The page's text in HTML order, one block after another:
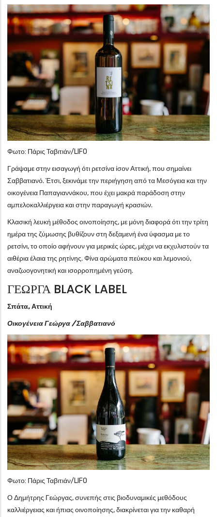
Φωτο: Πάρις Ταβιτιάν/LIFO
Γράψαμε στην εισαγωγή ότι ρετσίνα ίσον Αττική, που σημαίνει
Σαββατιανό. Έτσι, ξεκινάμε την περιήγηση από τα Μεσόγεια και την
οικογένεια Παπαγιαννάκου, που έχει μακρά παράδοση στην
αμπελοκαλλιέργεια και στην παραγωγή κρασιών.
Κλασική λευκή μέθοδος οινοποίησης, με μόνη διαφορά ότι την τρίτη
ημέρα της ζύμωσης βυθίζουν στη δεξαμενή ένα ύφασμα με το
ρετσίνι, το οποίο αφήνουν για μερικές ώρες, μέχρι να εκχυλιστούν τα
αιθέρια έλαια της ρητίνης. Φίνα αρώματα πεύκου και λεμονιού,
αναζωογονητική και ισορροπημένη γεύση.
ΓΕΩΡΓΑ BLACK LABEL
Σπάτα, Αττική
Οικογένεια Γεώργα / Σαββατιανό
Φωτο: Πάρις Ταβιτιάν/LIFO
Ο Δημήτρης Γεώργας, συνεπής στις βιοδυναμικές μεθόδους
καλλιέργειας και ήπιας οινοποίησης, διακρίνεται για την καθαρή